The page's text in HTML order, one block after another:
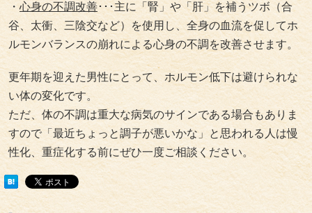
・ 心身の不調改善･･･主に「腎」や「肝」を補うツボ（合
谷、太衝、三陰交など）を使用し、全身の血流を促してホ
ルモンバランスの崩れによる心身の不調を改善させます。
更年期を迎えた男性にとって、ホルモン低下は避けられな
い体の変化です。
ただ、体の不調は重大な病気のサインである場合もありま
すので「最近ちょっと調子が悪いかな」と思われる人は慢
性化、重症化する前にぜひ一度ご相談ください。